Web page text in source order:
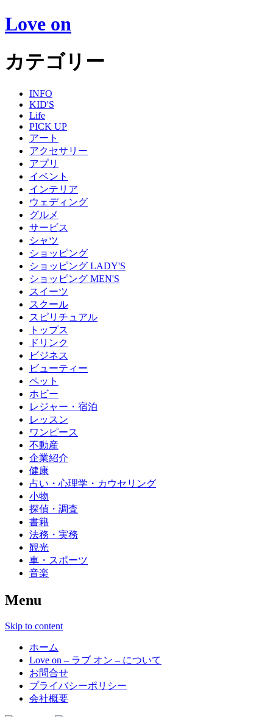
Love on
カテゴリー
INFO
KID'S
Life
PICK UP
アート
アクセサリー
アプリ
イベント
インテリア
ウェディング
グルメ
サービス
シャツ
ショッピング
ショッピング LADY'S
ショッピング MEN'S
スイーツ
スクール
スピリチュアル
トップス
ドリンク
ビジネス
ビューティー
ペット
ホビー
レジャー・宿泊
レッスン
ワンピース
不動産
企業紹介
健康
占い・心理学・カウセリング
小物
探偵・調査
書籍
法務・実務
観光
車・スポーツ
音楽
Menu
Skip to content
ホーム
Love on – ラブ オン – について
お問合せ
プライバシーポリシー
会社概要